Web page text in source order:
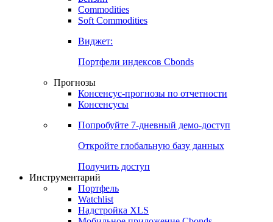
Commodities
Золото
Бензин
Soft Commodities
Виджет:
Портфели индексов Cbonds
Прогнозы
Консенсусы
Попробуйте7-дневный
Откройте глобальную базу данных
Получить доступ
Инструментарий